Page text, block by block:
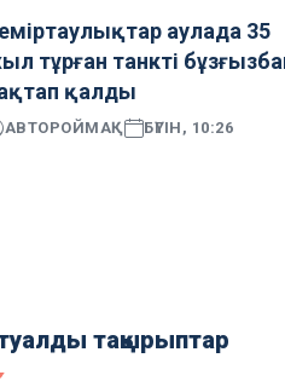
аулада 35
тұрған танкті
қалды
АВТОРОЙМАҚ БҮГІН, 10:26
тақырыптар